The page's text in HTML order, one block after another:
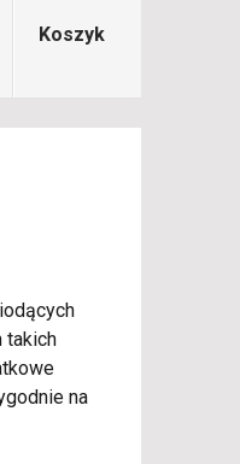
Koszyk
takich
na